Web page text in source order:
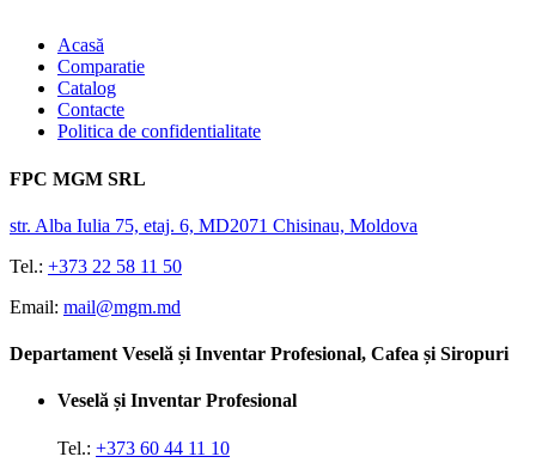
Acasă
Comparatie
Catalog
Contacte
Politica de confidentialitate
FPC MGM SRL
str. Alba Iulia 75, etaj. 6, MD2071 Chisinau, Moldova
Tel.: +373 22 58 11 50
Email: mail@mgm.md
Departament Veselă și Inventar Profesional, Cafea și Siropuri
Veselă și Inventar Profesional
Tel.: +373 60 44 11 10